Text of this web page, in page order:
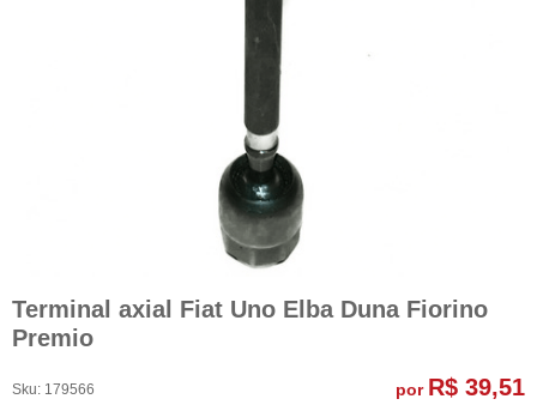
Terminal axial Fiat Uno Elba Duna Fiorino
Premio
Sku: 179566
por R$ 39,51